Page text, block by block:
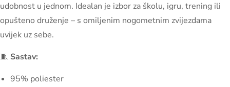
udobnost u jednom. Idealan je izbor za školu, igru, trening ili
opušteno druženje – s omiljenim nogometnim zvijezdama
uvijek uz sebe.
🧵 Sastav:
95% poliester